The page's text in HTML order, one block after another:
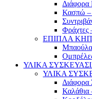
Κασπώ –
ΕΠΙΠΛΑ
ΥΛΙΚΑ
ΥΛΙΚΑ
Διάφορα
Καλάθια